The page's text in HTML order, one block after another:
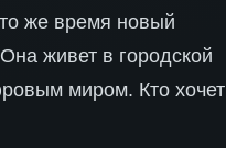
же время новый
живет в городской
миром. Кто хочет